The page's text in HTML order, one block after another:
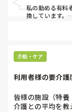
私の勤める有料
換しています。
関してはご本人
ゃるため、状態
の事情に合わせ
他の施設での対
介助・ケア
利用者様の要介護
皆様の施設（特
介護との平均を教